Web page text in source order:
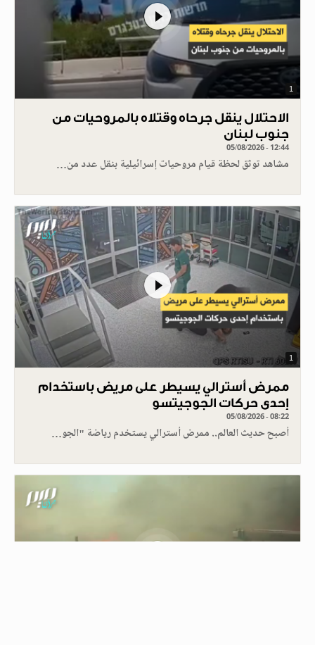
1
الاحتلال ينقل جرحاه وقتلاه بالمروحيات من
جنوب لبنان
05/08/2026 - 12:44
مشاهد توثق لحظة قيام مروحيات إسرائيلية بنقل عدد من…
1
ممرض أسترالي يسيطر على مريض باستخدام
إحدى حركات الجوجيتسو
05/08/2026 - 08:22
أصبح حديث العالم.. ممرض أسترالي يستخدم رياضة "الجو…